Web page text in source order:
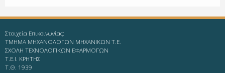
Στοιχεία Επικοινωνίας:
ΤΜΗΜΑ ΜΗΧΑΝΟΛΟΓΩΝ ΜΗΧΑΝΙΚΩΝ Τ.Ε.
ΣΧΟΛΗ ΤΕΧΝΟΛΟΓΙΚΩΝ ΕΦΑΡΜΟΓΩΝ
T.E.I. KΡΗΤΗΣ
Τ.Θ. 1939